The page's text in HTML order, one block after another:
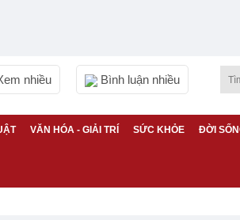
nhiều Bình luận nhiều
VĂN HÓA - GIẢI TRÍ SỨC KHỎE ĐỜI